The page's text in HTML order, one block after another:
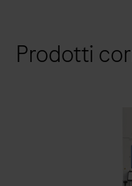
Prodotti